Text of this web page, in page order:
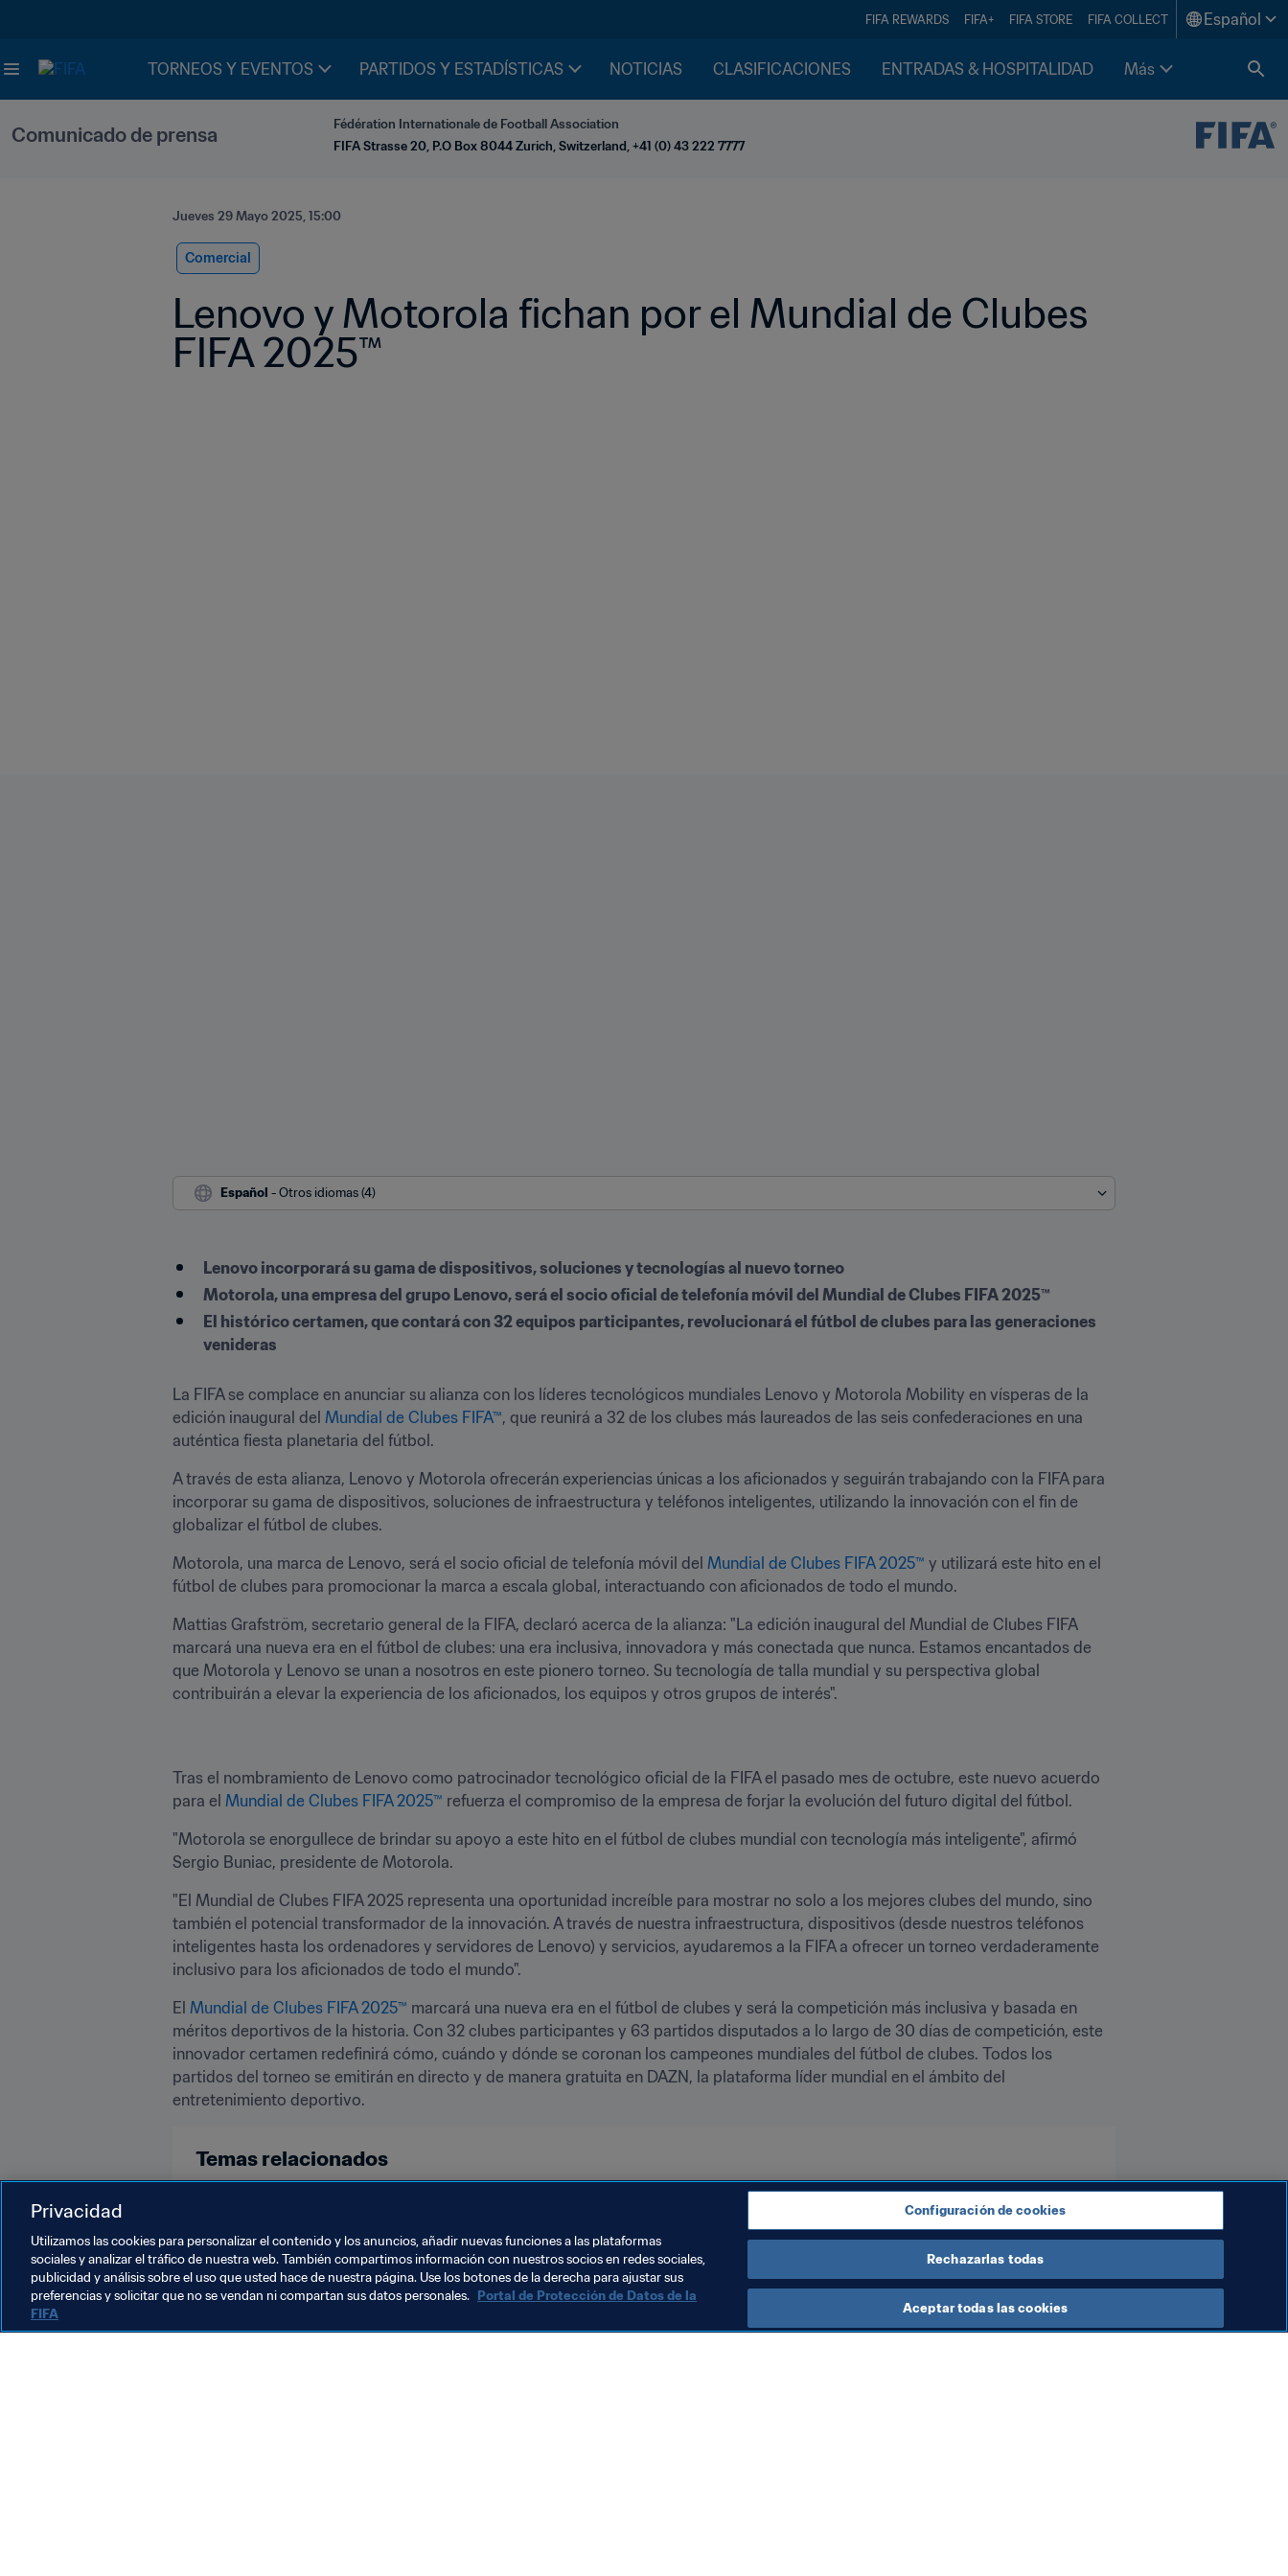
FIFA REWARDS FIFA+ FIFA STORE FIFA COLLECT Español
TORNEOS Y EVENTOS PARTIDOS Y ESTADÍSTICAS NOTICIAS CLASIFICACIONES ENTRADAS & HOSPITALIDAD Más
Comunicado de prensa
Fédération Internationale de Football Association
FIFA Strasse 20, P.O Box 8044 Zurich, Switzerland, +41 (0) 43 222 7777
Jueves 29 Mayo 2025, 15:00
Comercial
Lenovo y Motorola fichan por el Mundial de Clubes
FIFA 2025™
Español - Otros idiomas (4)
Lenovo incorporará su gama de dispositivos, soluciones y tecnologías al nuevo torneo
Motorola, una empresa del grupo Lenovo, será el socio oficial de telefonía móvil del Mundial de Clubes FIFA 2025™
El histórico certamen, que contará con 32 equipos participantes, revolucionará el fútbol de clubes para las generaciones
venideras
La FIFA se complace en anunciar su alianza con los líderes tecnológicos mundiales Lenovo y Motorola Mobility en vísperas de la
edición inaugural del Mundial de Clubes FIFA™, que reunirá a 32 de los clubes más laureados de las seis confederaciones en una
auténtica fiesta planetaria del fútbol.
A través de esta alianza, Lenovo y Motorola ofrecerán experiencias únicas a los aficionados y seguirán trabajando con la FIFA para
incorporar su gama de dispositivos, soluciones de infraestructura y teléfonos inteligentes, utilizando la innovación con el fin de
globalizar el fútbol de clubes.
Motorola, una marca de Lenovo, será el socio oficial de telefonía móvil del Mundial de Clubes FIFA 2025™ y utilizará este hito en el
fútbol de clubes para promocionar la marca a escala global, interactuando con aficionados de todo el mundo.
Mattias Grafström, secretario general de la FIFA, declaró acerca de la alianza: "La edición inaugural del Mundial de Clubes FIFA
marcará una nueva era en el fútbol de clubes: una era inclusiva, innovadora y más conectada que nunca. Estamos encantados de
que Motorola y Lenovo se unan a nosotros en este pionero torneo. Su tecnología de talla mundial y su perspectiva global
contribuirán a elevar la experiencia de los aficionados, los equipos y otros grupos de interés".
Tras el nombramiento de Lenovo como patrocinador tecnológico oficial de la FIFA el pasado mes de octubre, este nuevo acuerdo
para el Mundial de Clubes FIFA 2025™ refuerza el compromiso de la empresa de forjar la evolución del futuro digital del fútbol.
"Motorola se enorgullece de brindar su apoyo a este hito en el fútbol de clubes mundial con tecnología más inteligente", afirmó
Sergio Buniac, presidente de Motorola.
"El Mundial de Clubes FIFA 2025 representa una oportunidad increíble para mostrar no solo a los mejores clubes del mundo, sino
también el potencial transformador de la innovación. A través de nuestra infraestructura, dispositivos (desde nuestros teléfonos
inteligentes hasta los ordenadores y servidores de Lenovo) y servicios, ayudaremos a la FIFA a ofrecer un torneo verdaderamente
inclusivo para los aficionados de todo el mundo".
El Mundial de Clubes FIFA 2025™ marcará una nueva era en el fútbol de clubes y será la competición más inclusiva y basada en
méritos deportivos de la historia. Con 32 clubes participantes y 63 partidos disputados a lo largo de 30 días de competición, este
innovador certamen redefinirá cómo, cuándo y dónde se coronan los campeones mundiales del fútbol de clubes. Todos los
partidos del torneo se emitirán en directo y de manera gratuita en DAZN, la plataforma líder mundial en el ámbito del
entretenimiento deportivo.
Temas relacionados
Privacidad
Utilizamos las cookies para personalizar el contenido y los anuncios, añadir nuevas funciones a las plataformas
sociales y analizar el tráfico de nuestra web. También compartimos información con nuestros socios en redes sociales,
publicidad y análisis sobre el uso que usted hace de nuestra página. Use los botones de la derecha para ajustar sus
preferencias y solicitar que no se vendan ni compartan sus datos personales. Portal de Protección de Datos de la
FIFA
Configuración de cookies
Rechazarlas todas
Aceptar todas las cookies